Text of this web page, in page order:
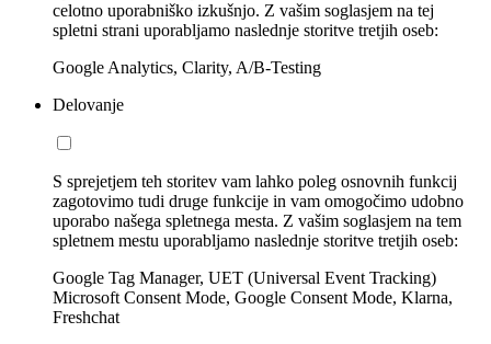
celotno uporabniško izkušnjo. Z vašim soglasjem na tej
spletni strani uporabljamo naslednje storitve tretjih oseb:
Google Analytics, Clarity, A/B-Testing
Delovanje
S sprejetjem teh storitev vam lahko poleg osnovnih funkcij
zagotovimo tudi druge funkcije in vam omogočimo udobno
uporabo našega spletnega mesta. Z vašim soglasjem na tem
spletnem mestu uporabljamo naslednje storitve tretjih oseb:
Google Tag Manager, UET (Universal Event Tracking)
Microsoft Consent Mode, Google Consent Mode, Klarna,
Freshchat